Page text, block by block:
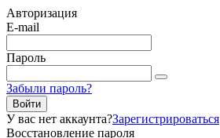
Авторизация
E-mail
Пароль
Забыли пароль?
Войти
У вас нет аккаунта?Зарегистрироваться
Восстановление пароля